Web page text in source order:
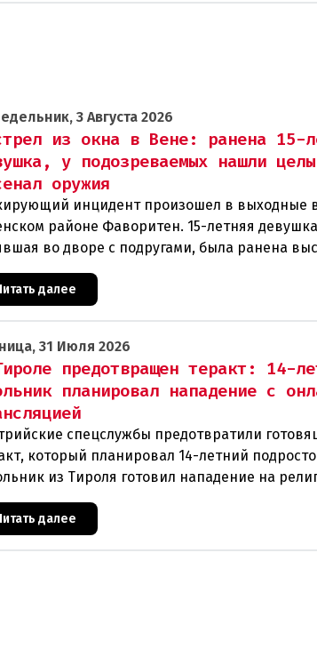
3 Августа 2026
из окна в Вене: ранена 15-
у подозреваемых нашли
оружия
инцидент произошел в выходные
районе Фаворитен. 15-летняя
во дворе с подругами, была ранена
оружия. Полиция
далее
31 Июля 2026
предотвращен теракт: 14-
планировал нападение с
спецслужбы предотвратили
который планировал 14-летний
из Тироля готовил нападение на
и намеревался транслировать свои
далее